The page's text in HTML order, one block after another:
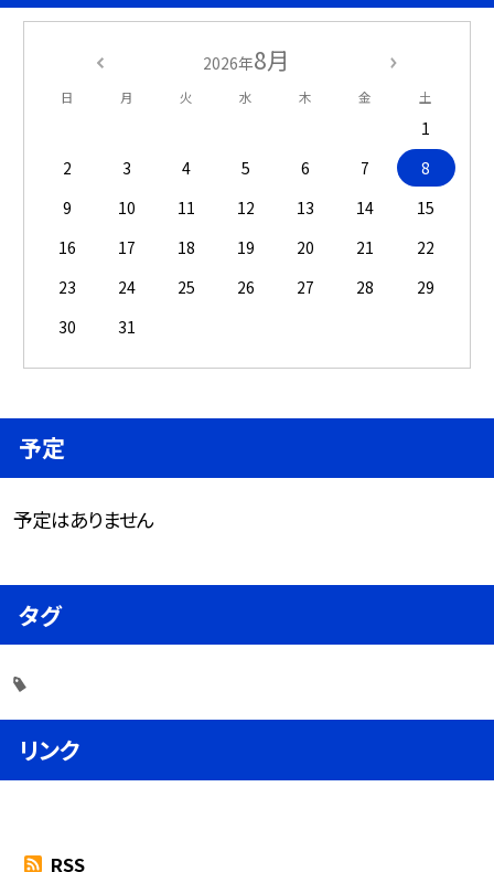
2026年8月
日 月 火 水 木 金 土
1
2
3 4 5 6 7
8
9
10 11 12 13 14
15
16
17 18 19 20 21
22
23
24 25 26 27 28
29
30
31
予定
予定はありません
タグ
リンク
RSS